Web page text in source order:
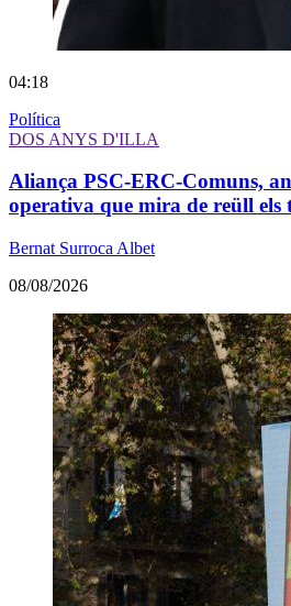
04:18
Política
DOS ANYS D'ILLA
Aliança PSC-ERC-Comuns,
operativa que mira de reüll els
Bernat Surroca Albet
08/08/2026